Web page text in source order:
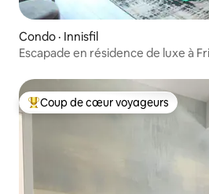
Condo · Innisfil
Escapade en résidence de luxe à
Coup de cœur voyageurs parmi les
Coup de cœur voyageurs